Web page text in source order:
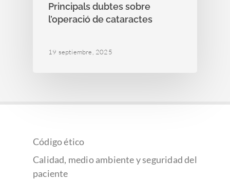
Principals dubtes sobre
l’operació de cataractes
19 septiembre, 2025
Código ético
Calidad, medio ambiente y seguridad del
paciente